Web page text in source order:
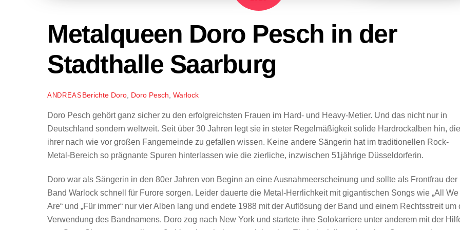
Metalqueen Doro Pesch in der
Stadthalle Saarburg
ANDREAS Berichte Doro, Doro Pesch, Warlock
Doro Pesch gehört ganz sicher zu den erfolgreichsten Frauen im Hard- und Heavy-Metier. Und das nicht nur in
Deutschland sondern weltweit. Seit über 30 Jahren legt sie in steter Regelmäßigkeit solide Hardrockalben hin, die
ihrer nach wie vor großen Fangemeinde zu gefallen wissen. Keine andere Sängerin hat im traditionellen Rock-
Metal-Bereich so prägnante Spuren hinterlassen wie die zierliche, inzwischen 51jährige Düsseldorferin.
Doro war als Sängerin in den 80er Jahren von Beginn an eine Ausnahmeerscheinung und sollte als Frontfrau der
Band Warlock schnell für Furore sorgen. Leider dauerte die Metal-Herrlichkeit mit gigantischen Songs wie „All We
Are“ und „Für immer“ nur vier Alben lang und endete 1988 mit der Auflösung der Band und einem Rechtsstreit um
Verwendung des Bandnamens. Doro zog nach New York und startete ihre Solokarriere unter anderem mit der